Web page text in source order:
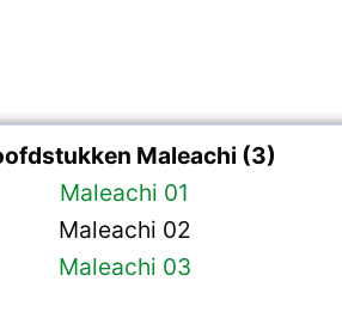
Maleachi (3)
Maleachi 01
Maleachi 02
Maleachi 03